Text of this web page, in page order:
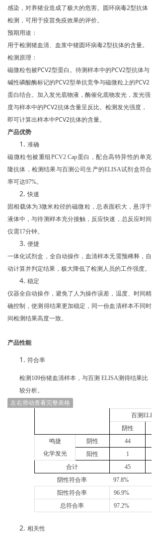
感染，对养猪业造成了极大的危害。圆环病毒2型抗体
检测，可用于疫苗免疫效果的评价。
预期用途：
用于检测猪血清、血浆中猪圆环病毒2型抗体的含量。
检测原理：
磁微粒包被PCV2型蛋白。待测样本中的PCV2型抗体与
碱性磷酸酶标记的PCV2型单抗竞争与磁微粒上的PCV2
蛋白结合。加入发光底物液，酶催化底物发光，发光强
度与样本中的PCV2抗体含量呈反比。检测发光强度，
即可计算出样本中PCV2抗体的含量。
产品优势
准确
磁微粒包被重组 PCV2 Cap蛋白，配合高特异性的单克
隆抗体，检测结果与百测公司生产的ELISA试剂盒符合
率可达97%。
快速
固相载体为3微米粒径的磁微粒，总表面积大，悬浮于
液体中，与待测样本充分接触，反应快速，总反应时间
仅需17分钟。
便捷
一体化试剂盒，全自动操作，血清样本无需预稀释，自
动计算并判定结果，极大降低了检测人员的工作强度。
稳定
仪器全自动操作，避免了人为操作误差，温度、时间精
确控制，使测得结果更加稳定，同一份血清样本不同时
间检测结果高度一致。
产品性能
符合率
检测109份猪血清样本，与百测 ELISA测得结果比
较分析。
左右滑动查看完整表格
百测ELISA
阴性
鸣捷
化学发光
阴性
44
阳性
1
合计
45
阴性符合率
97.8%
阳性符合率
96.9%
总符合率
97.2%
相关性